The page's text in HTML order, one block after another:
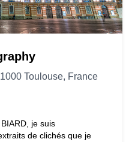
Toulouse, France
je suis
de clichés que je